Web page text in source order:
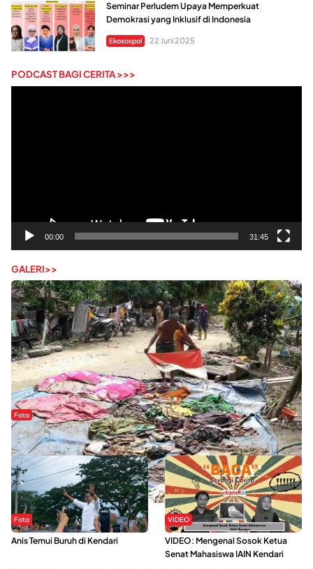
Seminar Perludem Upaya Memperkuat
Demokrasi yang Inklusif di Indonesia
Ekosospol 22 Juni 2025
PODCAST BAGI CERITA >>>
00:00 31:45
GALERI>>
Foto
Sejak Banjir Bandang, Warga Butuhkan Air Bersih
Foto
Anis Temui Buruh di Kendari
VIDEO
VIDEO: Mengenal Sosok Ketua
Senat Mahasiswa IAIN Kendari